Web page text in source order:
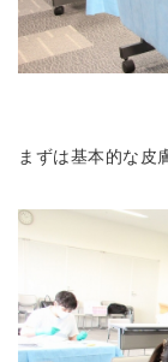
まずは基本的な皮